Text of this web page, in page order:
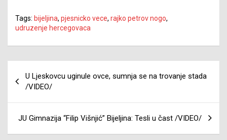
Tags: bijeljina, pjesnicko vece, rajko petrov nogo,
udruzenje hercegovaca
članaka
U Ljeskovcu uginule ovce, sumnja se na trovanje stada
/VIDEO/
JU Gimnazija “Filip Višnjić” Bijeljina: Tesli u čast /VIDEO/